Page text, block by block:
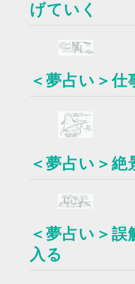
げていく
＜夢占い＞
＜夢占い＞絶
＜夢占い＞
入る